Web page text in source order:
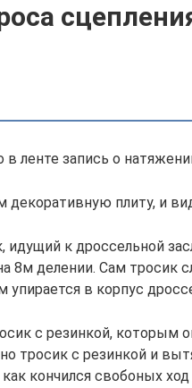
в ленте запись о
декоративную плиту, и
идущий к дроссельной
8м делении. Сам тросик
упирается в корпус
с резинкой, которым
тросик с резинкой и
кончился свобоных